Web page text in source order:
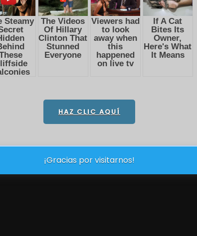
HAZ CLIC AQUÍ
¡Gracias por visitarnos!